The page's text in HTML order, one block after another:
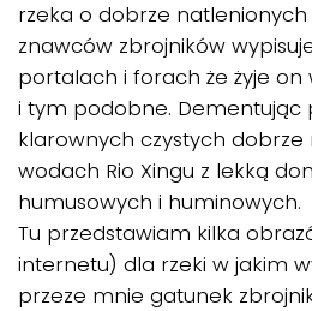
rzeka o dobrze
znawców zbrojników
portalach i forach że żyje
i tym podobne. Dementując
klarownych czystych
wodach Rio Xingu z lekką
humusowych i huminowych.
Tu przedstawiam kilka
internetu) dla rzeki w jakim
przeze mnie gatunek